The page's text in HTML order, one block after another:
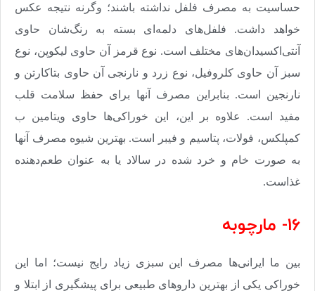
حساسیت به مصرف فلفل نداشته باشند؛ وگرنه نتیجه عکس
خواهد داشت. فلفل‌های دلمه‌ای بسته به رنگ‌شان حاوی
آنتی‌اکسیدان‌های مختلف است. نوع قرمز آن حاوی لیکوپن، نوع
سبز آن حاوی کلروفیل، نوع زرد و نارنجی آن حاوی بتاکارتن و
نارنجین است. بنابراین مصرف آنها برای حفظ سلامت قلب
مفید است. علاوه بر این، این خوراکی‌ها حاوی ویتامین ب
کمپلکس، فولات، پتاسیم و فیبر است. بهترین شیوه مصرف آنها
به صورت خام و خرد شده در سالاد یا به عنوان طعم‌دهنده
غذاست.
16- مارچوبه
بین ما ایرانی‌ها مصرف این سبزی زیاد رایج نیست؛ اما این
خوراکی یکی از بهترین داروهای طبیعی برای پیشگیری از ابتلا و